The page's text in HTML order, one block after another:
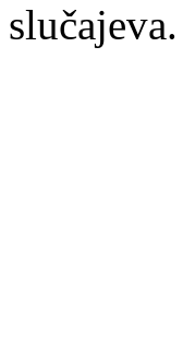
slučajeva.